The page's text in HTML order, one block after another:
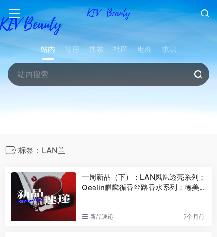
站内 常用 搜索 社区 电商 求职
标签：LAN兰
一周新品（下）：LAN凤凰透亮系列；
Qeelin麒麟循香丝路香水系列；德美乐
新品速递 7个月前